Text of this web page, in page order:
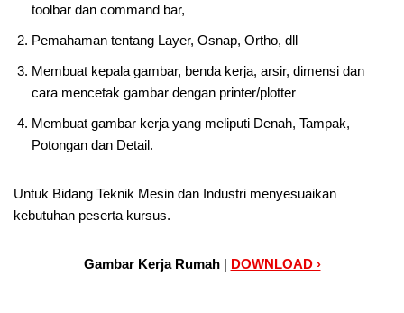
toolbar dan command bar,
Pemahaman tentang Layer, Osnap, Ortho, dll
Membuat kepala gambar, benda kerja, arsir, dimensi dan
cara mencetak gambar dengan printer/plotter
Membuat gambar kerja yang meliputi Denah, Tampak,
Potongan dan Detail.
Untuk Bidang Teknik Mesin dan Industri menyesuaikan
kebutuhan peserta kursus.
Gambar Kerja Rumah | DOWNLOAD ›